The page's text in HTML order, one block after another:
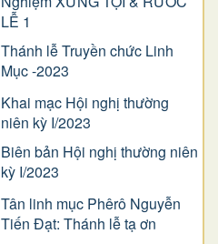
LỄ 1
Thánh lễ Truyền chức Linh
Mục -2023
Khai mạc Hội nghị thường
niên kỳ I/2023
Biên bản Hội nghị thường niên
kỳ I/2023
Tân linh mục Phêrô Nguyễn
Tiến Đạt: Thánh lễ tạ ơn